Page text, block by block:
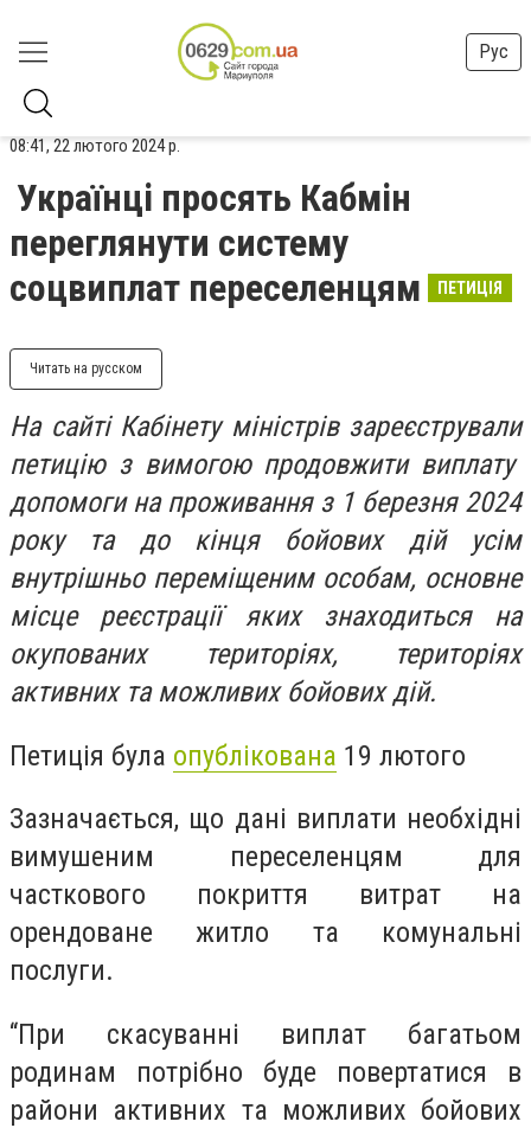
Рус
08:41, 22 лютого 2024 р.
Українці просять Кабмін
переглянути систему
соцвиплат переселенцям
ПЕТИЦІЯ
Читать на русском
На сайті Кабінету міністрів зареєстрували
петицію з вимогою продовжити виплату
допомоги на проживання з 1 березня 2024
року та до кінця бойових дій усім
внутрішньо переміщеним особам, основне
місце реєстрації яких знаходиться на
окупованих територіях, територіях
активних та можливих бойових дій.
Петиція була опублікована 19 лютого
Зазначається, що дані виплати необхідні
вимушеним переселенцям для
часткового покриття витрат на
орендоване житло та комунальні
послуги.
“При скасуванні виплат багатьом
родинам потрібно буде повертатися в
райони активних та можливих бойових